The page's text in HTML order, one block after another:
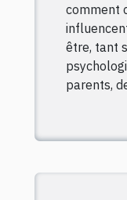
comment
être, tant
parents,